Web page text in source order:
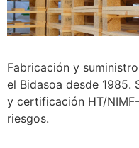
Fabricación y
el Bidasoa desde 1985.
y certificación HT/
riesgos.